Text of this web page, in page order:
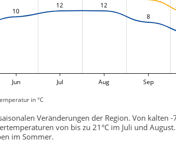
10
12
12
8
Jun Jul Aug Sep
in °C
Veränderungen der Region. Von kalten
von bis zu 21°C im Juli und
im Sommer.